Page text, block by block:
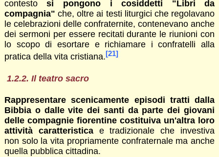
contestosi pongono i cosiddetti "Libri da
compagnia" che, oltre ai testi liturgici che regolavano
le celebrazioni delle confraternite, contenevano anche
dei sermoni per essere recitati durante le riunioni con
lo scopo di esortare e richiamare i confratelli alla
pratica della vita cristiana.[21]
1.2.2. Il teatro sacro
Rappresentare scenicamente episodi tratti dalla
Bibbia o dalle vite dei santi da parte dei giovani
delle compagnie fiorentine costituiva un'altra loro
attività caratteristicae tradizionale che investiva
non solo la vita propriamente confraternale ma anche
quella pubblica cittadina.